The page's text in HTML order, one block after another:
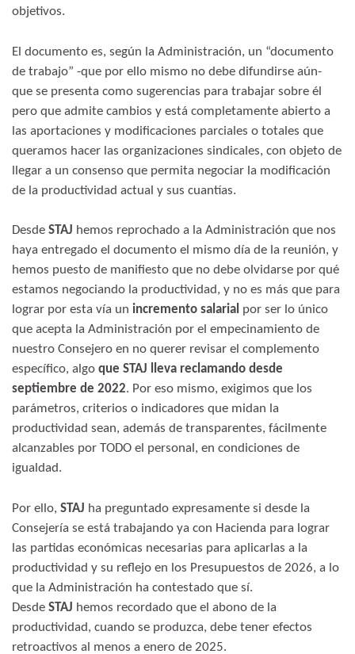
objetivos.
El documento es, según la Administración, un “documento
de trabajo” -que por ello mismo no debe difundirse aún-
que se presenta como sugerencias para trabajar sobre él
pero que admite cambios y está completamente abierto a
las aportaciones y modificaciones parciales o totales que
queramos hacer las organizaciones sindicales, con objeto de
llegar a un consenso que permita negociar la modificación
de la productividad actual y sus cuantías.
Desde STAJ hemos reprochado a la Administración que nos
haya entregado el documento el mismo día de la reunión, y
hemos puesto de manifiesto que no debe olvidarse por qué
estamos negociando la productividad, y no es más que para
lograr por esta vía un incremento salarial por ser lo único
que acepta la Administración por el empecinamiento de
nuestro Consejero en no querer revisar el complemento
específico, algo que STAJ lleva reclamando desde
septiembre de 2022. Por eso mismo, exigimos que los
parámetros, criterios o indicadores que midan la
productividad sean, además de transparentes, fácilmente
alcanzables por TODO el personal, en condiciones de
igualdad.
Por ello, STAJ ha preguntado expresamente si desde la
Consejería se está trabajando ya con Hacienda para lograr
las partidas económicas necesarias para aplicarlas a la
productividad y su reflejo en los Presupuestos de 2026, a lo
que la Administración ha contestado que sí.
Desde STAJ hemos recordado que el abono de la
productividad, cuando se produzca, debe tener efectos
retroactivos al menos a enero de 2025.